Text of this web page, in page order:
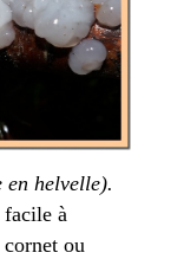
en helvelle).
facile à
ou